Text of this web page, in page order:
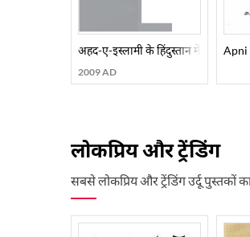
अहद-ए-इस्लामी के हिंदुस्तान में मुआशरत,
2009 AD
Apni
लोकप्रिय और ट्रेंडिंग
सबसे लोकप्रिय और ट्रेंडिंग उर्दू पुस्तकों